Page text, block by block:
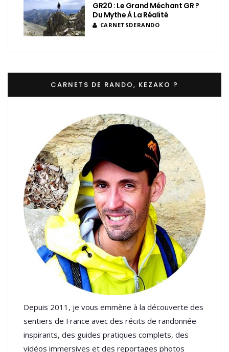
GR20 : Le Grand Méchant GR ?
Du Mythe À La Réalité
CARNETSDERANDO
CARNETS DE RANDO, KEZAKO ?
Depuis 2011, je vous emmène à la découverte des
sentiers de France avec des récits de randonnée
inspirants, des guides pratiques complets, des
vidéos immersives et des reportages photos